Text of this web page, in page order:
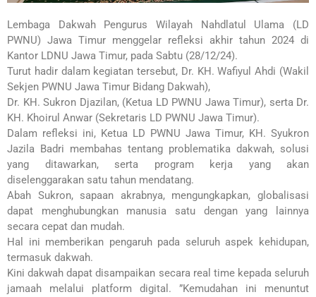
Lembaga Dakwah Pengurus Wilayah Nahdlatul Ulama (LD
PWNU) Jawa Timur menggelar refleksi akhir tahun 2024 di
Kantor LDNU Jawa Timur, pada Sabtu (28/12/24).
Turut hadir dalam kegiatan tersebut, Dr. KH. Wafiyul Ahdi (Wakil
Sekjen PWNU Jawa Timur Bidang Dakwah),
Dr. KH. Sukron Djazilan, (Ketua LD PWNU Jawa Timur), serta Dr.
KH. Khoirul Anwar (Sekretaris LD PWNU Jawa Timur).
Dalam refleksi ini, Ketua LD PWNU Jawa Timur, KH. Syukron
Jazila Badri membahas tentang problematika dakwah, solusi
yang ditawarkan, serta program kerja yang akan
diselenggarakan satu tahun mendatang.
Abah Sukron, sapaan akrabnya, mengungkapkan, globalisasi
dapat menghubungkan manusia satu dengan yang lainnya
secara cepat dan mudah.
Hal ini memberikan pengaruh pada seluruh aspek kehidupan,
termasuk dakwah.
Kini dakwah dapat disampaikan secara real time kepada seluruh
jamaah melalui platform digital. ”Kemudahan ini menuntut